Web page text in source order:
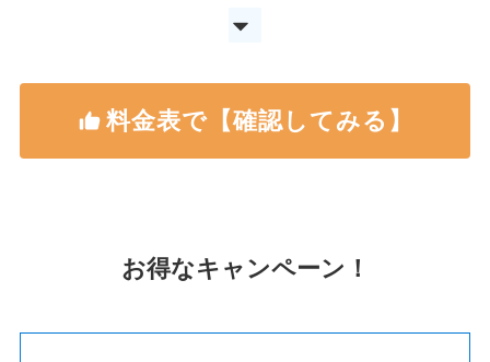
料金表で【確認してみる】
お得なキャンペーン！